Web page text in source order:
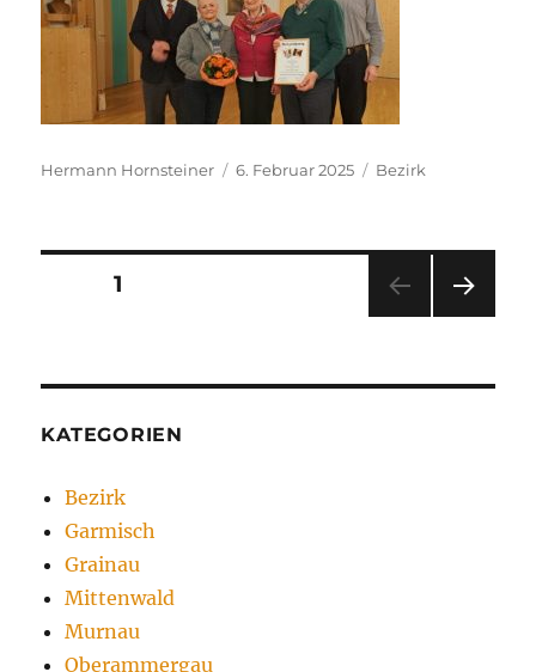
Autor
Hermann Hornsteiner
Veröffentlicht
6. Februar 2025 Kategorien
Bezirk
Seitennummerierung
SEITE1
E
KATEGORIEN
Bezirk
Garmisch
Grainau
Mittenwald
Murnau
Oberammergau